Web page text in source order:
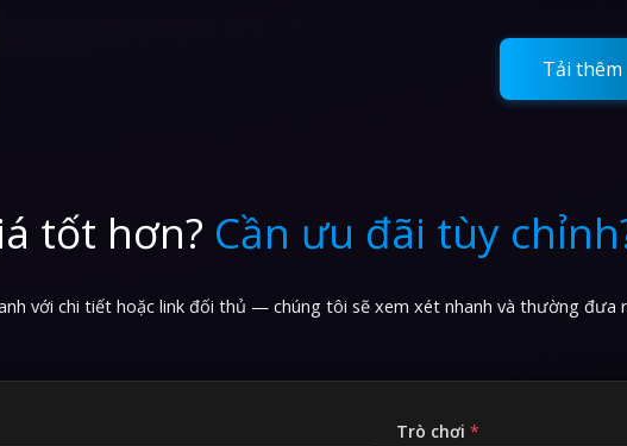
Tải thêm
tốt hơn? Cần ưu đãi tùy
với chi tiết hoặc link đối thủ — chúng tôi sẽ xem xét nhanh và thường
Trò chơi *